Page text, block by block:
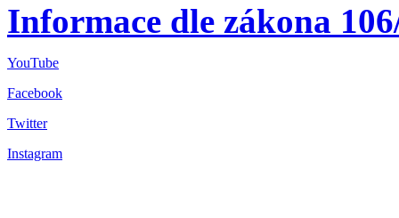
Informace dle zákona
YouTube
Facebook
Twitter
Instagram